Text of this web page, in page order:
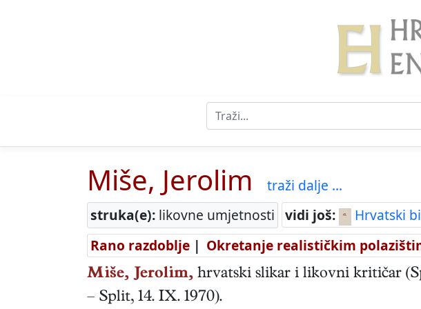
Miše, Jerolim
traži dalje ...
struka(e): likovne umjetnosti vidi još: Hrvatski
Rano razdoblje | Okretanje realističkim
Miše, Jerolim, hrvatski slikar i likovni kritičar (
– Split, 14. IX. 1970).